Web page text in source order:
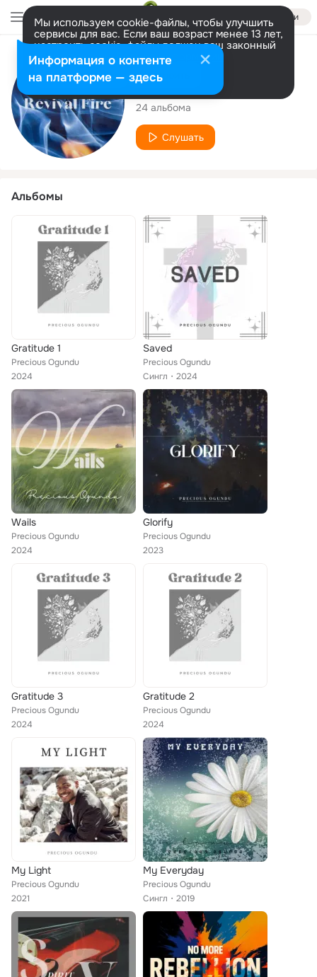
Войти
Мы используем cookie-файлы, чтобы улучшить
сервисы для вас. Если ваш возраст менее 13 лет,
настроить cookie-файлы должен ваш законный
представитель. Больше информации
Разрешить все Настроить
Исполнитель
Precious Ogundu
24 альбома
Слушать
Альбомы
Gratitude 1
Precious Ogundu
2024
Saved
Precious Ogundu
Сингл
2024
Wails
Precious Ogundu
2024
Glorify
Precious Ogundu
2023
Gratitude 3
Precious Ogundu
2024
Gratitude 2
Precious Ogundu
2024
My Light
Precious Ogundu
2021
My Everyday
Precious Ogundu
Сингл
2019
Информация о контенте
на платформе — здесь